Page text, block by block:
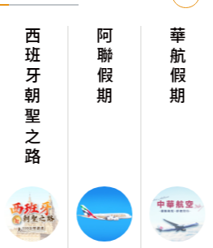
西班牙朝聖之路 阿聯假期 華航假期